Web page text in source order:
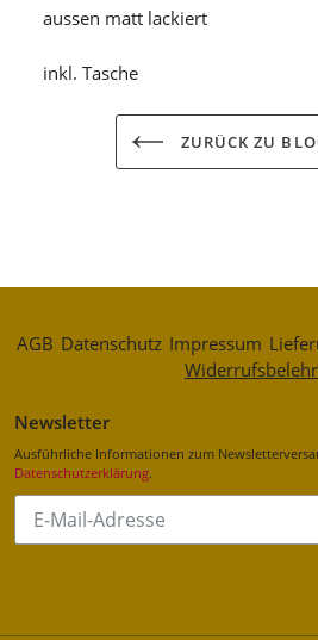
aussen matt lackiert
inkl. Tasche
ZURÜCK ZU
AGB Datenschutz Impressum
Newsletter
Ausführliche Informationen zum
Datenschutzerklärung.
Abonnieren
unsere